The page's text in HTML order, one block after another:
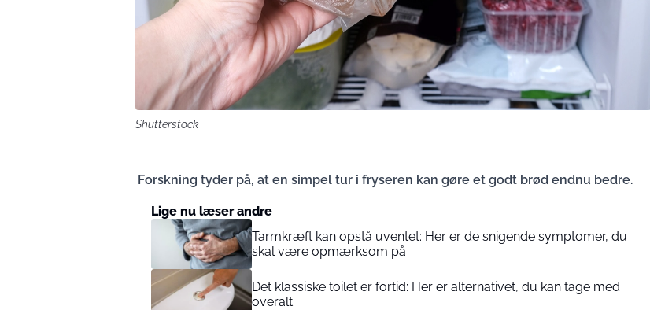
Shutterstock
Forskning tyder på, at en simpel tur i fryseren kan gøre et godt brød endnu bedre.
Lige nu læser andre
Tarmkræft kan opstå uventet: Her er de snigende symptomer, du
skal være opmærksom på
Det klassiske toilet er fortid: Her er alternativet, du kan tage med
overalt